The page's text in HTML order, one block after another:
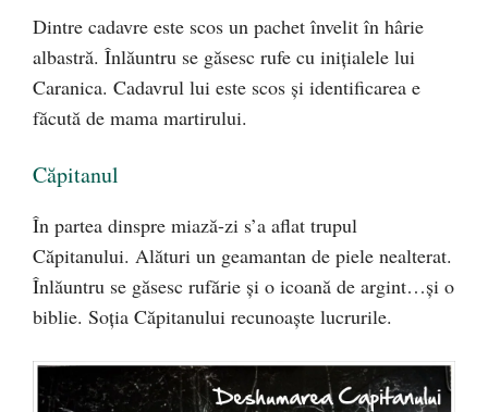
Dintre cadavre este scos un pachet învelit în hârie
albastră. Înlăuntru se găsesc rufe cu iniţialele lui
Caranica. Cadavrul lui este scos şi identificarea e
făcută de mama martirului.
Căpitanul
În partea dinspre miază-zi s’a aflat trupul
Căpitanului. Alături un geamantan de piele nealterat.
Înlăuntru se găsesc rufărie şi o icoană de argint…şi o
biblie. Soţia Căpitanului recunoaşte lucrurile.